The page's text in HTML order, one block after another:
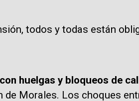
todos y todas están
huelgas y bloqueos de
de Morales. Los choques